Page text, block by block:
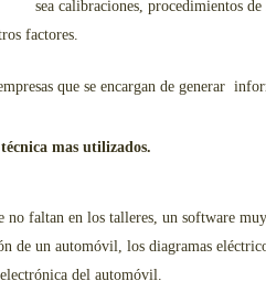
sea calibraciones, procedimientos
factores.
que se encargan de generar
mas utilizados.
faltan en los talleres, un software
de un automóvil, los diagramas
del automóvil.